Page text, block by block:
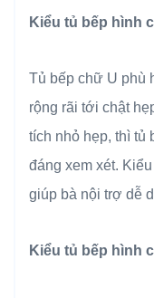
Kiểu tủ bếp hình
Tủ bếp chữ U phù
rộng rãi tới chật
tích nhỏ hẹp, thì tủ
đáng xem xét.
giúp bà nội trợ dễ
Kiểu tủ bếp hình